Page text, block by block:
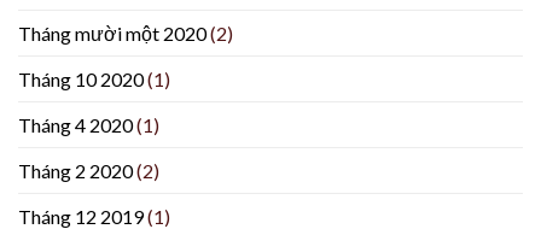
Tháng mười một 2020(2)
Tháng 10 2020(1)
Tháng 4 2020(1)
Tháng 2 2020(2)
Tháng 12 2019(1)